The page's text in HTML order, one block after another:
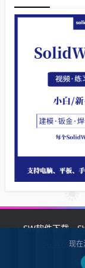
SW软件下载
现在